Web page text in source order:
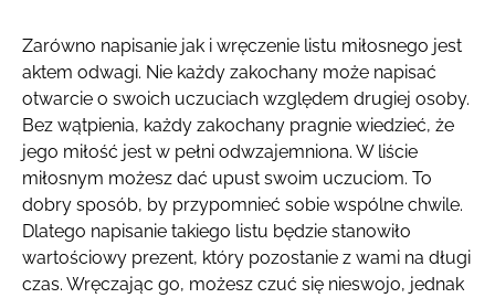
Zarówno napisanie jak i wręczenie listu miłosnego jest
aktem odwagi. Nie każdy zakochany może napisać
otwarcie o swoich uczuciach względem drugiej osoby.
Bez wątpienia, każdy zakochany pragnie wiedzieć, że
jego miłość jest w pełni odwzajemniona. W liście
miłosnym możesz dać upust swoim uczuciom. To
dobry sposób, by przypomnieć sobie wspólne chwile.
Dlatego napisanie takiego listu będzie stanowiło
wartościowy prezent, który pozostanie z wami na długi
czas. Wręczając go, możesz czuć się nieswojo, jednak